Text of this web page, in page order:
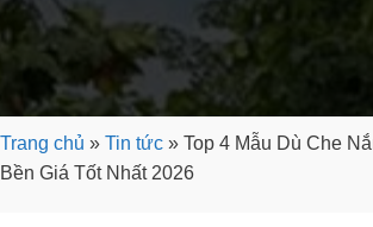
Trang chủ » Tin tức » Top 4 Mẫu Dù Che
Bền Giá Tốt Nhất 2026